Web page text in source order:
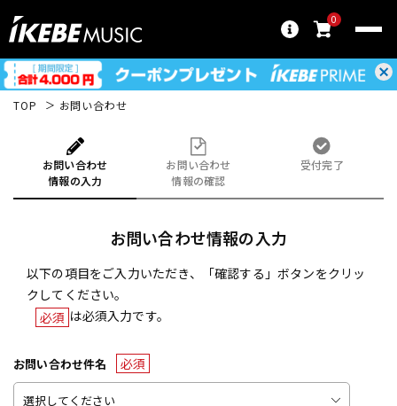
0
TOP お問い合わせ
お問い合わせ
情報の入力
お問い合わせ
情報の確認
受付完了
お問い合わせ情報の入力
以下の項目をご入力いただき、「確認する」ボタンをクリッ
クしてください。
必須 は必須入力です。
お問い合わせ件名 必須